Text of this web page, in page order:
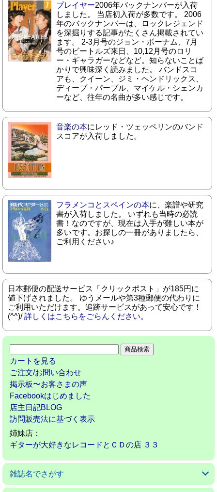
プレイヤー2006年バックナンバーが入荷
しました。 当店初入荷が多数です。 2006
年のバックナンバーは、ロックレジェンド
を深掘りする記事がたくさん掲載されてい
ます。 2-3月号のジョン・ボーナム、7月
号のビートルズ来日、10,12月号のロリ
ー・ギャラガーなどなど。知らないことば
かりで興味深く読みました。 バンドスコ
アも、クイーン、ジミ・ヘンドリックス、
ディープ・パープル、マイケル・シェンカ
ーなど、往年の名曲が多い感じです。
音楽の本にレッド・ツェッペリンのバンド
スコアが入荷しました。
フラメンコとスペインの本に、楽譜や研究
書が入荷しました。 いずれも当時の必読
書！なのですが、現在は入手が難しい本が
多いです。お探しの一冊がありましたら、
ご利用ください♪
日本郵便の配送サービス「クリックポスト」が185円に
値下げされました。 ゆうメールや第3種郵便の代わりに
ご利用いただけます。追跡サービスがあって安心です！
(^^)/詳しくはこちらをごらんください。
カートを見る
ご注文/お問い合わせ
掲示板〜お客さまの声
Facebookはじめました
店主日記BLOG
訪問販売法に基づく表示
姉妹店：
ギターが大好きなレコードとＣＤの店 ３３
雑誌名でさがす